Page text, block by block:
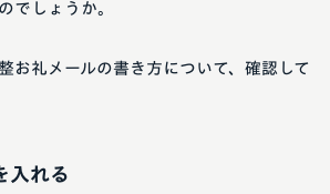
でしょうか。
お礼メールの書き方について、確認して
入れる